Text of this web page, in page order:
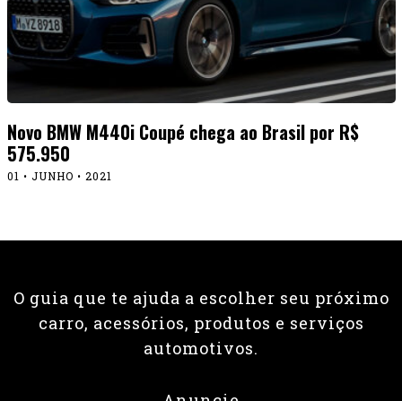
Novo BMW M440i Coupé chega ao Brasil por R$
575.950
01 • JUNHO • 2021
O guia que te ajuda a escolher seu próximo
carro, acessórios, produtos e serviços
automotivos.